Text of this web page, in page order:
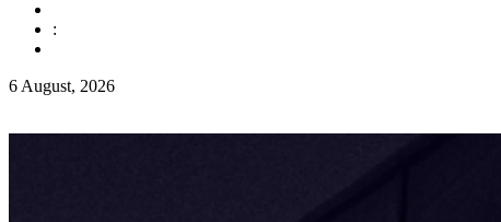
:
6 August, 2026